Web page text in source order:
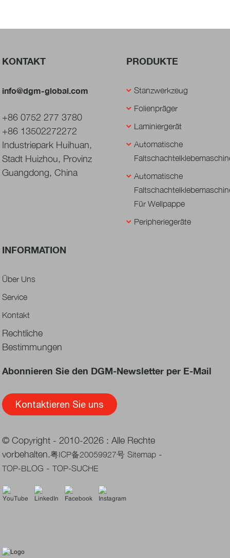
KONTAKT
info@dgm-global.com
+86 0752 277 3780
+86 13502272272
Industriepark Huihuan,
Stadt Huizhou, Provinz
Guangdong, China
PRODUKTE
Stanzwerkzeug
Folienpräger
Laminiergerät
Automatische
Automatische
Für Wellpappe
Peripheriegeräte
INFORMATION
Über Uns
Service
Kontakt
Rechtliche
Bestimmungen
Abonnieren Sie den DGM-Newsletter per E-Mail
Kontaktieren Sie uns
© Copyright - 2010-2026 : Alle Rechte
vorbehalten.粤ICP备20059927号 Sitemap -
TOP-BLOG -TOP-SUCHE